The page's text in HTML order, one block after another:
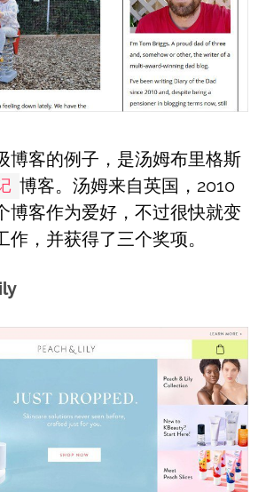
博客的例子，是汤姆布里格斯
博客。汤姆来自英国，2010
博客作为爱好，不过很快就变
作，并获得了三个奖项。